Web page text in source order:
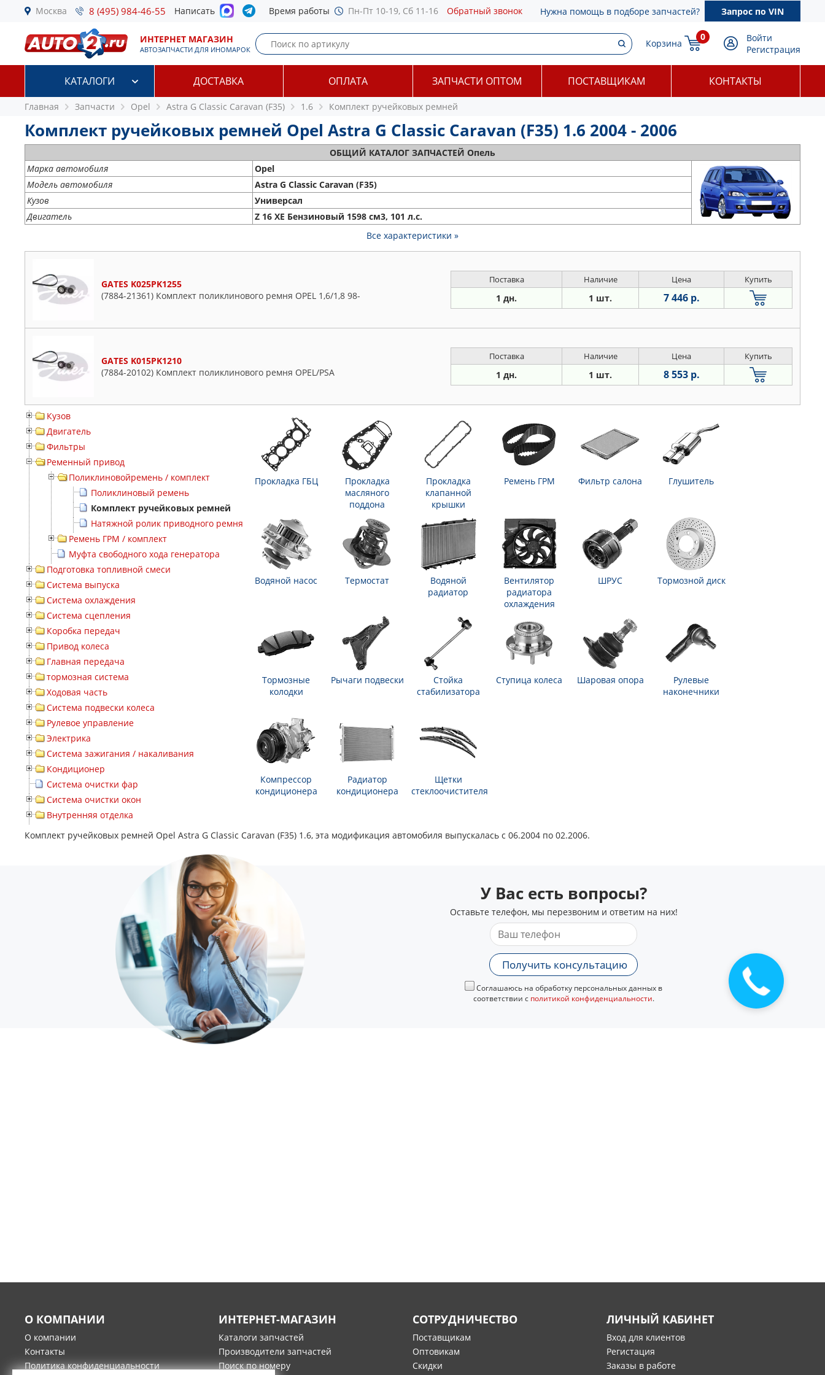
Москва 8 (495) 984-46-55 Написать Время работы Пн-Пт 10-19, Сб 11-16 Обратный звонок Нужна помощь в подборе запчастей? Запрос по VIN
ИНТЕРНЕТ МАГАЗИН
АВТОЗАПЧАСТИ ДЛЯ ИНОМАРОК
Корзина
0
Войти
Регистрация
КАТАЛОГИ ДОСТАВКА ОПЛАТА ЗАПЧАСТИ ОПТОМ ПОСТАВЩИКАМ КОНТАКТЫ
Главная Запчасти Opel Astra G Classic Caravan (F35) 1.6 Комплект ручейковых ремней
Комплект ручейковых ремней Opel Astra G Classic Caravan (F35) 1.6 2004 - 2006
ОБЩИЙ КАТАЛОГ ЗАПЧАСТЕЙ Опель
Марка автомобиля
Opel
Модель автомобиля
Astra G Classic Caravan (F35)
Кузов
Универсал
Двигатель
Z 16 XE Бензиновый 1598 см3, 101 л.с.
Все характеристики »
GATES K025PK1255
(7884-21361) Комплект поликлинового ремня OPEL 1,6/1,8 98-
Поставка Наличие Цена Купить
1 дн. 1 шт. 7 446 р.
GATES K015PK1210
(7884-20102) Комплект поликлинового ремня OPEL/PSA
Поставка Наличие Цена Купить
1 дн. 1 шт. 8 553 р.
Кузов
Двигатель
Фильтры
Ременный привод
Поликлиновойремень / комплект
Поликлиновый ремень
Комплект ручейковых ремней
Натяжной ролик приводного ремня
Ремень ГРМ / комплект
Муфта свободного хода генератора
Подготовка топливной смеси
Система выпуска
Система охлаждения
Система сцепления
Коробка передач
Привод колеса
Главная передача
тормозная система
Ходовая часть
Система подвески колеса
Рулевое управление
Электрика
Система зажигания / накаливания
Кондиционер
Система очистки фар
Система очистки окон
Внутренняя отделка
Прокладка ГБЦ
Прокладка
масляного
поддона
Прокладка
клапанной
крышки
Ремень ГРМ Фильтр салона Глушитель
Водяной насос Термостат
Водяной
радиатор
Вентилятор
радиатора
охлаждения
ШРУС Тормозной диск
Тормозные
колодки
Рычаги подвески
Стойка
стабилизатора
Ступица колеса Шаровая опора
Рулевые
наконечники
Компрессор
кондиционера
Радиатор
кондиционера
Щетки
стеклоочистителя
Комплект ручейковых ремней Opel Astra G Classic Caravan (F35) 1.6, эта модификация автомобиля выпускалась с 06.2004 по 02.2006.
У Вас есть вопросы?
Оставьте телефон, мы перезвоним и ответим на них!
Получить консультацию
Соглашаюсь на обработку персональных данных в
соответствии с политикой конфиденциальности.
О КОМПАНИИ
О компании
Контакты
Политика конфиденциальности
ИНТЕРНЕТ-МАГАЗИН
Каталоги запчастей
Производители запчастей
Поиск по номеру
СОТРУДНИЧЕСТВО
Поставщикам
Оптовикам
Скидки
ЛИЧНЫЙ КАБИНЕТ
Вход для клиентов
Регистация
Заказы в работе